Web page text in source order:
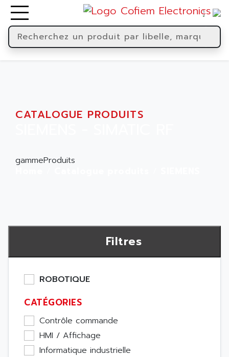
CATALOGUE PRODUITS
gammeProduits
Filtres
ROBOTIQUE
CATÉGORIES
Contrôle commande
HMI / Affichage
Informatique industrielle